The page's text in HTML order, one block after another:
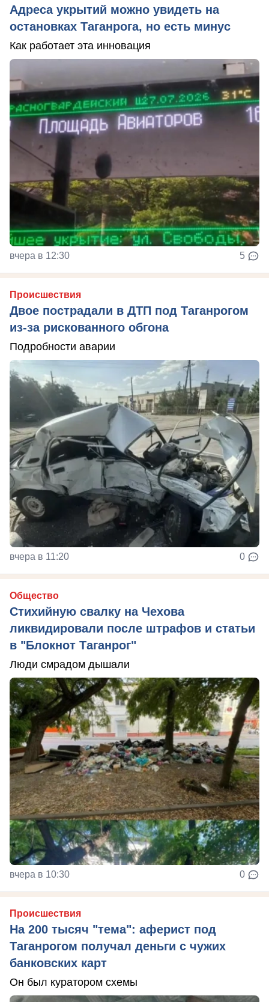
Адреса укрытий можно увидеть на
остановках Таганрога, но есть минус
Как работает эта инновация
вчера в 12:30 5
Происшествия
Двое пострадали в ДТП под Таганрогом
из-за рискованного обгона
Подробности аварии
вчера в 11:20 0
Общество
Стихийную свалку на Чехова
ликвидировали после штрафов и статьи
в "Блокнот Таганрог"
Люди смрадом дышали
вчера в 10:30 0
Происшествия
На 200 тысяч "тема": аферист под
Таганрогом получал деньги с чужих
банковских карт
Он был куратором схемы